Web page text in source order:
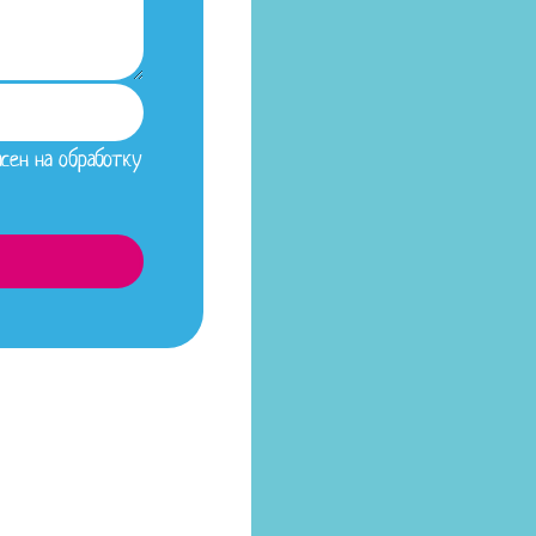
на обработку